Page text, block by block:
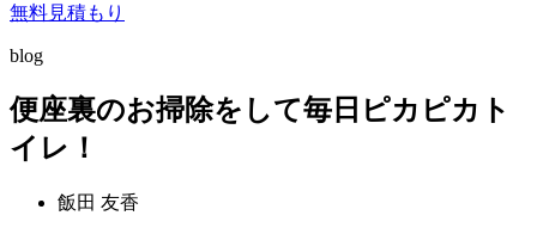
無料見積もり
blog
便座裏のお掃除をして毎日ピカピカト
イレ！
飯田 友香